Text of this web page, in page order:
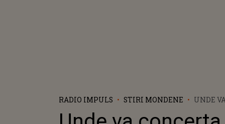
RADIO IMPULS STIRI MONDENE
UNDE